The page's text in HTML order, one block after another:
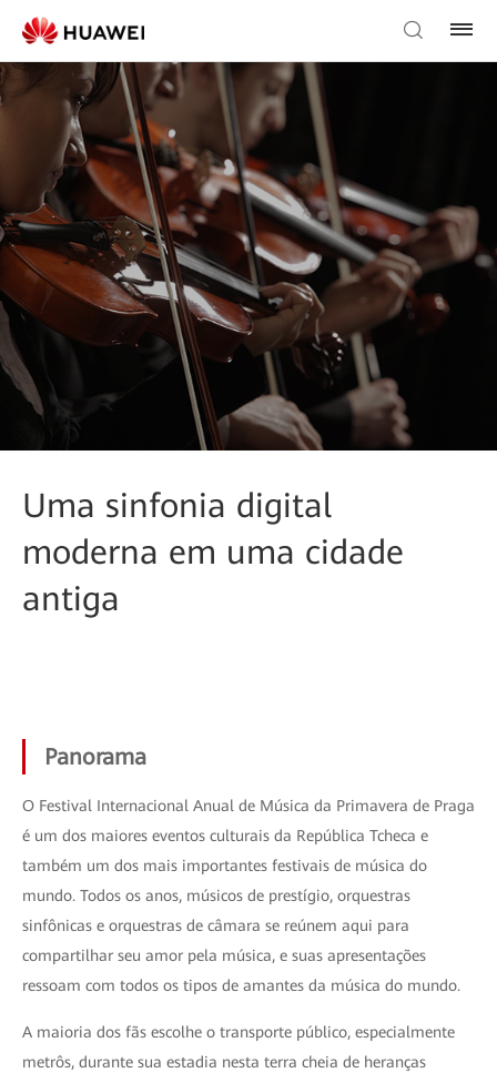
Uma sinfonia digital
moderna em uma cidade
antiga
Panorama
O Festival Internacional Anual de Música da Primavera de Praga
é um dos maiores eventos culturais da República Tcheca e
também um dos mais importantes festivais de música do
mundo. Todos os anos, músicos de prestígio, orquestras
sinfônicas e orquestras de câmara se reúnem aqui para
compartilhar seu amor pela música, e suas apresentações
ressoam com todos os tipos de amantes da música do mundo.
A maioria dos fãs escolhe o transporte público, especialmente
metrôs, durante sua estadia nesta terra cheia de heranças